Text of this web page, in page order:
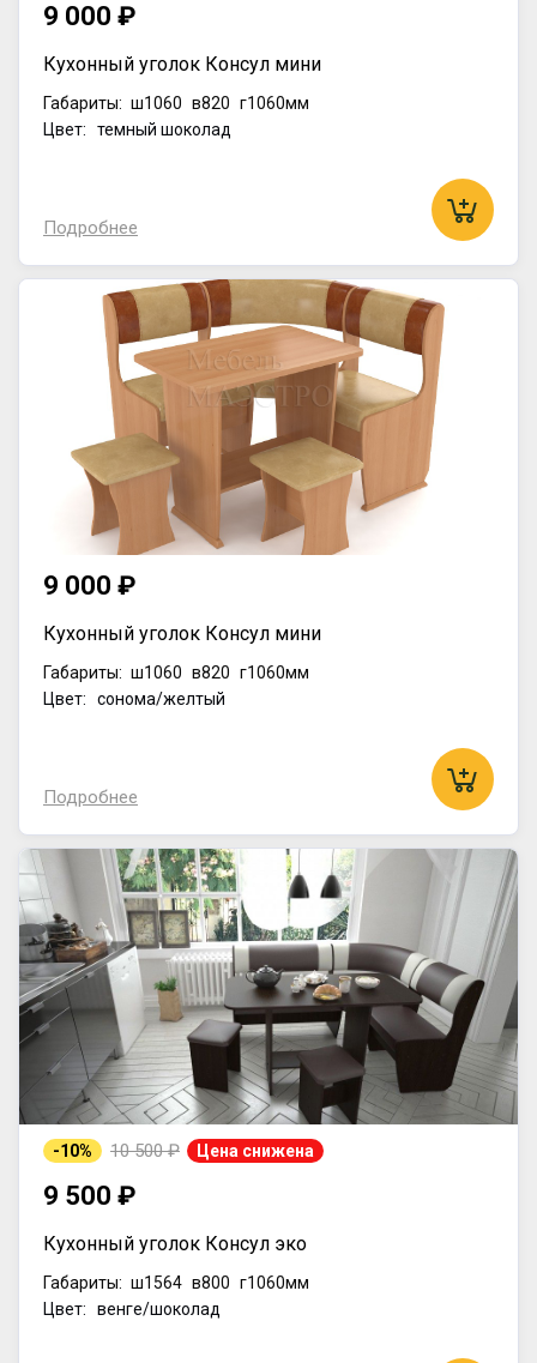
9 000 ₽
Кухонный уголок Консул мини
Габариты: ш1060 в820 г1060мм
Цвет: темный шоколад
Подробнее
9 000 ₽
Кухонный уголок Консул мини
Габариты: ш1060 в820 г1060мм
Цвет: сонома/желтый
Подробнее
-10% 10 500 ₽ Цена снижена
9 500 ₽
Кухонный уголок Консул эко
Габариты: ш1564 в800 г1060мм
Цвет: венге/шоколад